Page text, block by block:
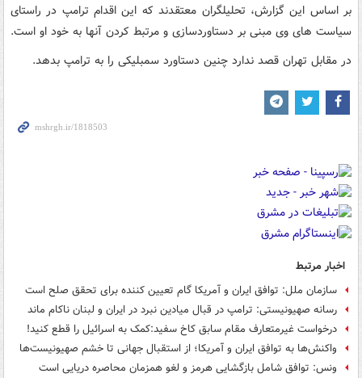
بر اساس این گزارش، تحلیلگران معتقدند که این اقدام ترامپ در راستای
سیاست های وی مبنی بر دستاوردسازی و مرتبط کردن آنها به خود او است.
در مقابل تهران قصد ندارد چنین دستاورد سمبلیکی را به ترامپ بدهد.
اخبار مرتبط
سازمان ملل: توافق ایران و آمریکا گام تعیین کننده برای تحقق صلح است
رسانه صهیونیستی: ترامپ در قبال میادین نبرد در ایران و لبنان ناکام ماند
درخواست غیرمتعارف مقام سابق کاخ سفید:کمک به اسرائیل را قطع کنید!
واکنش‌ها به توافق ایران و آمریکا؛ از استقبال جهانی تا خشم صهیونیست‌ها
ونس: توافق شامل بازگشایی هرمز و لغو همزمان محاصره دریایی است